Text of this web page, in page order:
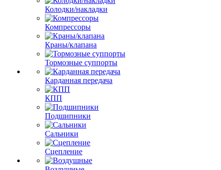
Колодки/накладки
Компрессоры
Краны/клапана
Тормозные суппорты
Карданная передача
КПП
Подшипники
Сальники
Сцепление